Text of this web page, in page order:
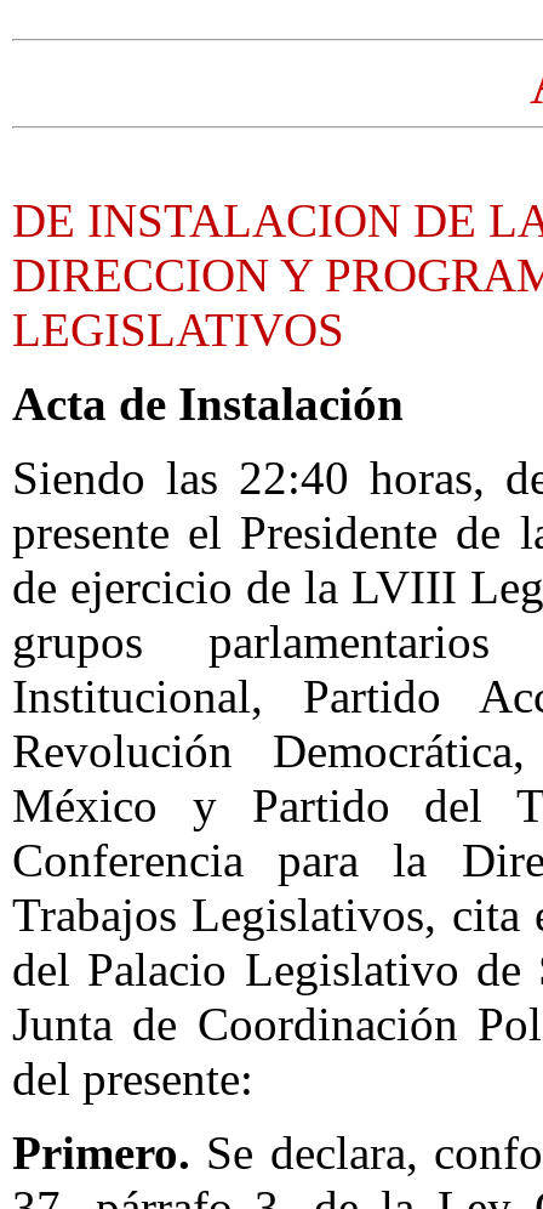
DE INSTALACION DE
DIRECCION Y
LEGISLATIVOS
Acta de Instalación
Siendo las 22:40 horas,
presente el Presidente
de ejercicio de la LVIII
grupos
Institucional, Partido
Revolución
México y Partido del
Conferencia para la
Trabajos Legislativos,
del Palacio Legislativo de
Junta de Coordinación
del presente:
Primero. Se declara,